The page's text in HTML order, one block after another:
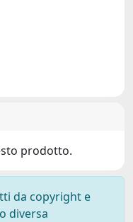
prodotto.
da copyright e
diversa